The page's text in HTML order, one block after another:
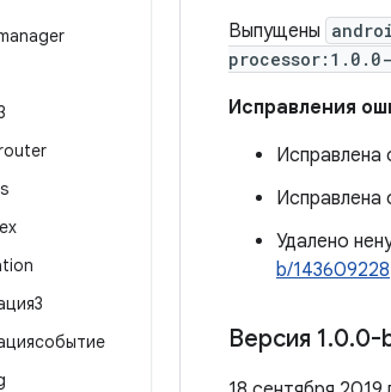
Выпущены
Исправления
Исправлена
Исправлена
Удалено
b/143609228
Версия 1.0.0-